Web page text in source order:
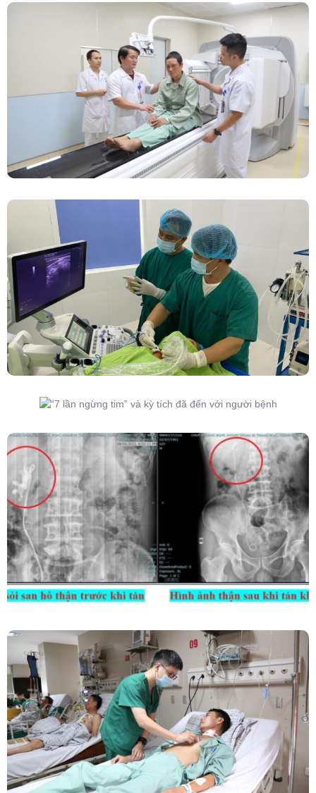
Chính Thức Vận Hành Máy Xạ Hình Thế Hệ
Mới Spect/CT Trong Chẩn Đoán Và Điều Trị
Ung Thư Tại Bệnh Viện Đa Khoa Tỉnh Phú Thọ
Đốt Sóng Cao Tần Dưới Siêu Âm, Điều Trị U
Lành Tuyến Giáp Không Cần Phẫu Thuật
Người Bệnh
Kết Hợp Tán Sỏi Qua Da Và Tán Sỏi Nội Soi
Ống Mềm – Kỹ Thuật Cao Loại Bỏ Triệt Để Sỏi
San Hô Thận
Phẫu Thuật Nội Soi Thay Van Tim – Bước Tiến
Vững Chắc Của Khoa Phẫu Thuật Tim Mạch
Lồng Ngực BVĐK Tỉnh Phú Thọ